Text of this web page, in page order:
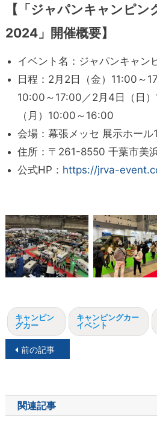
【「ジャパンキャンピン
2024」開催概要】
イベント名：ジャパンキャン
日程：2月2日（金）11:00～
10:00～17:00／2月4日（日
（月）10:00～16:00
会場：幕張メッセ 展示ホー
住所：〒261-8550 千葉市美
公式HP： https://jrva-
キャンピン
グカー
キャンピングカー
イベント
投
ナ
ビ
前の記事
関連記事